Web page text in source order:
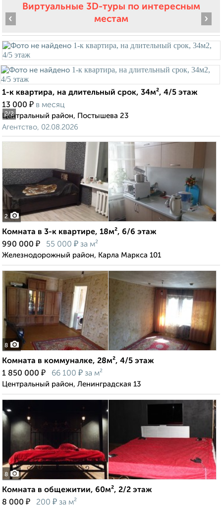
Виртуальные 3D-туры по интересным
местам
2/2
‹ ›
1-к квартира, на длительный срок, 34м², 4/5 этаж
13 000 ₽ в месяц
Центральный район, Постышева 23
Агентство, 02.08.2026
2
Комната в 3-к квартире, 18м², 6/6 этаж
990 000 ₽ 55 000 ₽ за м²
Железнодорожный район, Карла Маркса 101
8
Комната в коммуналке, 28м², 4/5 этаж
1 850 000 ₽ 66 100 ₽ за м²
Центральный район, Ленинградская 13
8
Комната в общежитии, 60м², 2/2 этаж
8 000 ₽ 200 ₽ за м²